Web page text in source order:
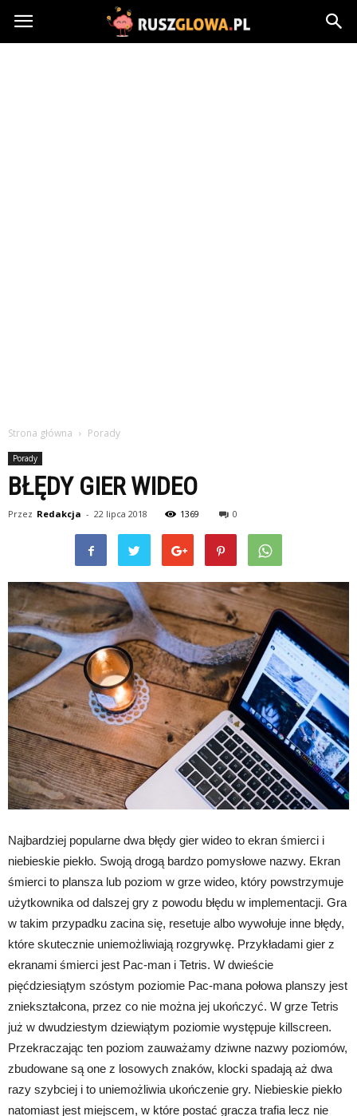
Ruszglowa.pl
Strona główna Porady
Porady
BŁĘDY GIER WIDEO
Przez Redakcja - 22 lipca 2018 1369 0
Najbardziej popularne dwa błędy gier wideo to ekran śmierci i
niebieskie piekło. Swoją drogą bardzo pomysłowe nazwy. Ekran
śmierci to plansza lub poziom w grze wideo, który powstrzymuje
użytkownika od dalszej gry z powodu błędu w implementacji. Gra
w takim przypadku zacina się, resetuje albo wywołuje inne błędy,
które skutecznie uniemożliwiają rozgrywkę. Przykładami gier z
ekranami śmierci jest Pac-man i Tetris. W dwieście
pięćdziesiątym szóstym poziomie Pac-mana połowa planszy jest
zniekształcona, przez co nie można jej ukończyć. W grze Tetris
już w dwudziestym dziewiątym poziomie występuje killscreen.
Przekraczając ten poziom zauważamy dziwne nazwy poziomów,
zbudowane są one z losowych znaków, klocki spadają aż dwa
razy szybciej i to uniemożliwia ukończenie gry. Niebieskie piekło
natomiast jest miejscem, w które postać gracza trafia lecz nie